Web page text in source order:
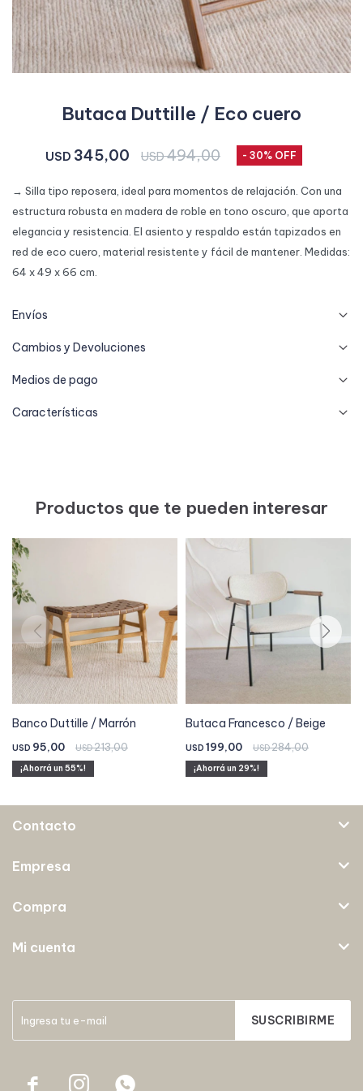
Butaca Duttille / Eco cuero
USD 345,00 USD494,00 30
→ Silla tipo reposera, ideal para momentos de relajación. Con una
estructura robusta en madera de roble en tono oscuro, que aporta
elegancia y resistencia. El asiento y respaldo están tapizados en
red de eco cuero, material resistente y fácil de mantener. Medidas:
64 x 49 x 66 cm.
Envíos
Cambios y Devoluciones
Medios de pago
Características
Productos que te pueden interesar
Banco Duttille / Marrón
USD 95,00 USD213,00
55
Butaca Francesco / Beige
USD 199,00 USD284,00
29
SUSCRIBIRME
  
Contacto
Empresa
Compra
Mi cuenta